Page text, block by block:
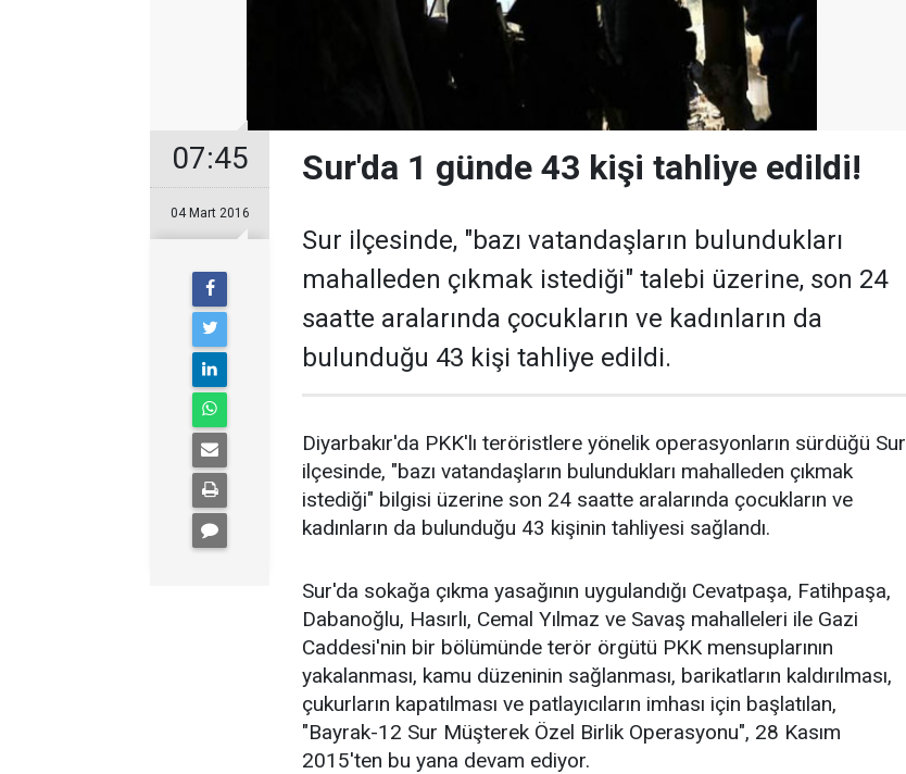
07:45
04 Mart 2016
Sur'da 1 günde 43 kişi tahliye edildi!
Sur ilçesinde, "bazı vatandaşların bulundukları
mahalleden çıkmak istediği" talebi üzerine, son 24
saatte aralarında çocukların ve kadınların da
bulunduğu 43 kişi tahliye edildi.
Diyarbakır'da PKK'lı teröristlere yönelik operasyonların sürdüğü Sur
ilçesinde, "bazı vatandaşların bulundukları mahalleden çıkmak
istediği" bilgisi üzerine son 24 saatte aralarında çocukların ve
kadınların da bulunduğu 43 kişinin tahliyesi sağlandı.
Sur'da sokağa çıkma yasağının uygulandığı Cevatpaşa, Fatihpaşa,
Dabanoğlu, Hasırlı, Cemal Yılmaz ve Savaş mahalleleri ile Gazi
Caddesi'nin bir bölümünde terör örgütü PKK mensuplarının
yakalanması, kamu düzeninin sağlanması, barikatların kaldırılması,
çukurların kapatılması ve patlayıcıların imhası için başlatılan,
"Bayrak-12 Sur Müşterek Özel Birlik Operasyonu", 28 Kasım
2015'ten bu yana devam ediyor.